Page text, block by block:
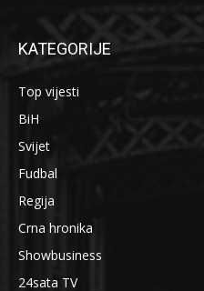
KATEGORIJE
Top vijesti
BiH
Svijet
Fudbal
Regija
Crna hronika
Showbusiness
24sata TV